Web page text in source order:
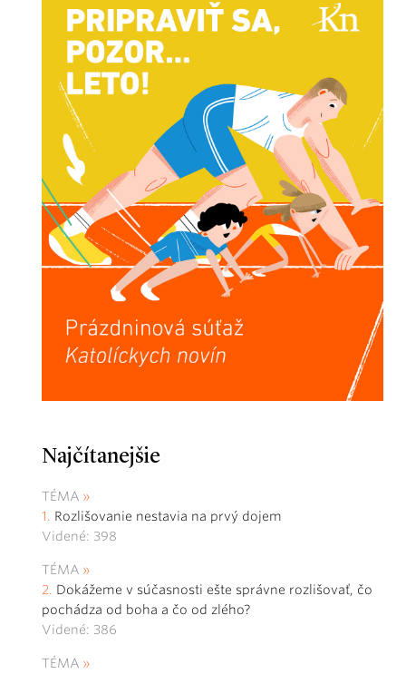
Najčítanejšie
TÉMA
Rozlišovanie nestavia na prvý dojem
Videné: 398
TÉMA
Dokážeme v súčasnosti ešte správne rozlišovať, čo
pochádza od boha a čo od zlého?
Videné: 386
TÉMA